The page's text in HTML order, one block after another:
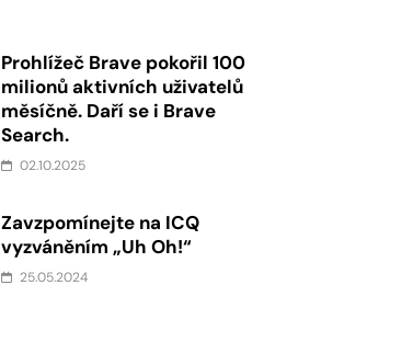
Prohlížeč Brave pokořil 100
milionů aktivních uživatelů
měsíčně. Daří se i Brave
Search.
02.10.2025
Zavzpomínejte na ICQ
vyzváněním „Uh Oh!“
25.05.2024